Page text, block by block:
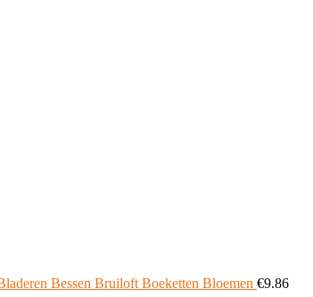
Bessen Bruiloft Boeketten Bloemen €9.86